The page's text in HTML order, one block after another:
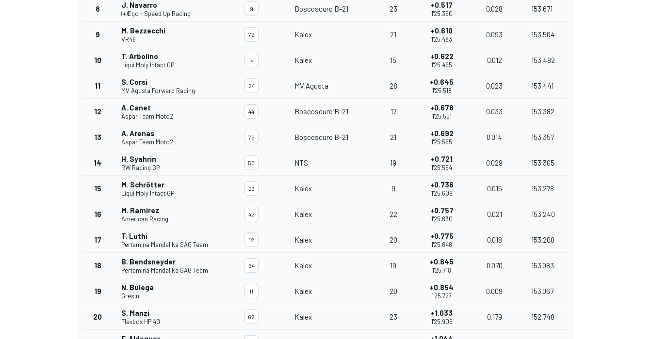
8 J. Navarro
(+)Ego - Speed Up Racing
9 Boscoscuro B-21 23 +0.517
1'25.390
0.028 153.671
9 M. Bezzecchi
VR46
72 Kalex 21 +0.610
1'25.483
0.093 153.504
10 T. Arbolino
Liqui Moly Intact GP
14 Kalex 15 +0.622
1'25.495
0.012 153.482
11 S. Corsi
MV Agusta Forward Racing
24 MV Agusta 28 +0.645
1'25.518
0.023 153.441
12 A. Canet
Aspar Team Moto2
44 Boscoscuro B-21 17 +0.678
1'25.551
0.033 153.382
13 A. Arenas
Aspar Team Moto2
75 Boscoscuro B-21 21 +0.692
1'25.565
0.014 153.357
14 H. Syahrin
RW Racing GP
55 NTS 19 +0.721
1'25.594
0.029 153.305
15 M. Schrötter
Liqui Moly Intact GP
23 Kalex 9 +0.736
1'25.609
0.015 153.278
16 M. Ramírez
American Racing
42 Kalex 22 +0.757
1'25.630
0.021 153.240
17 T. Luthi
Pertamina Mandalika SAG Team
12 Kalex 20 +0.775
1'25.648
0.018 153.208
18 B. Bendsneyder
Pertamina Mandalika SAG Team
64 Kalex 19 +0.845
1'25.718
0.070 153.083
19 N. Bulega
Gresini
11 Kalex 20 +0.854
1'25.727
0.009 153.067
20 S. Manzi
Flexbox HP 40
62 Kalex 23 +1.033
1'25.906
0.179 152.748